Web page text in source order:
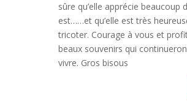
sûre qu’elle apprécie beaucoup
est……et qu’elle est très
tricoter. Courage à vous et
beaux souvenirs qui
vivre. Gros bisous